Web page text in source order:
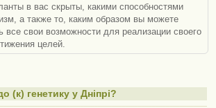
в вас скрыты, какими способностями
а также то, каким образом вы можете
все свои возможности для реализации своего
целей.
(к) генетику у Дніпрі?